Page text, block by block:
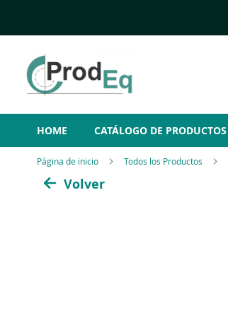
HOME CATÁLOGO DE PRODUCTOS
Página de inicio Todos los Productos
Volver